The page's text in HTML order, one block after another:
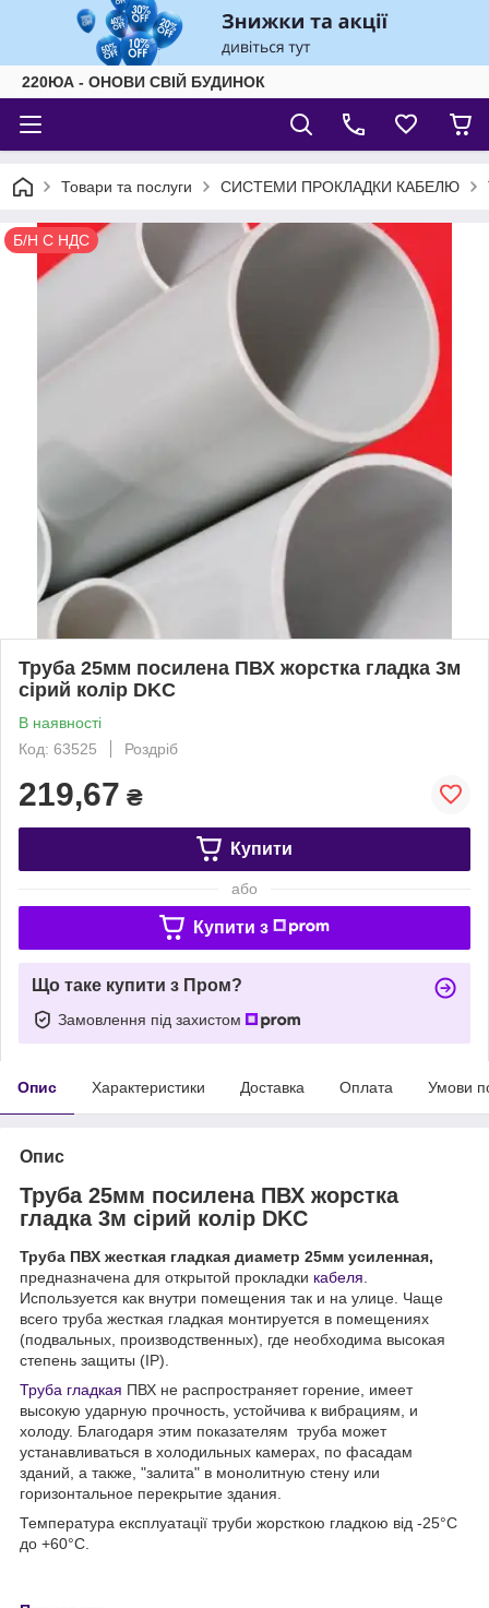
220ЮА - ОНОВИ СВІЙ БУДИНОК
Товари та послуги СИСТЕМИ ПРОКЛАДКИ КАБЕЛЮ
Б/Н С НДС
Труба 25мм посилена ПВХ жорстка гладка 3м
сірий колір DKC
В наявності
Код: 63525
Роздріб
219,67 ₴
Купити
або
Купити з
Що таке купити з Пром?
Замовлення під захистом
Опис Характеристики Доставка Оплата Умови
Опис
Труба 25мм посилена ПВХ жорстка
гладка 3м сірий колір DKC
Труба ПВХ жесткая гладкая диаметр 25мм усиленная,
предназначена для открытой прокладки кабеля.
Используется как внутри помещения так и на улице. Чаще
всего труба жесткая гладкая монтируется в помещениях
(подвальных, производственных), где необходима высокая
степень защиты (IP).
Труба гладкая ПВХ не распространяет горение, имеет
высокую ударную прочность, устойчива к вибрациям, и
холоду. Благодаря этим показателям труба может
устанавливаться в холодильных камерах, по фасадам
зданий, а также, "залита" в монолитную стену или
горизонтальное перекрытие здания.
Температура експлуатації труби жорсткою гладкою від -25°С
до +60°С.